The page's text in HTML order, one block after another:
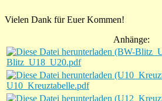
Vielen Dank für Euer Kommen!
Anhänge:
Blitz_U18_U20.pdf
U10_Kreuztabelle.pdf